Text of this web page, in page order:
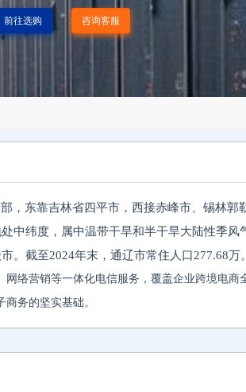
前往选购 咨询客服
，东靠吉林省四平市，西接赤峰市、锡林郭
中纬度，属中温带干旱和半干旱大陆性季风
。截至2024年末，通辽市常住人口277.68万。
络营销等一体化电信服务，覆盖企业跨境电商
务的坚实基础。